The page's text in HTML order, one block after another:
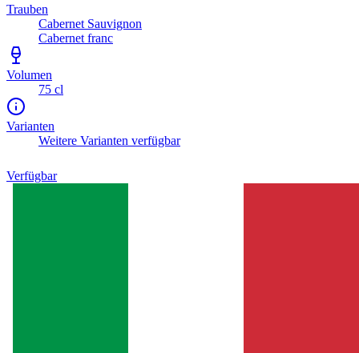
Trauben
Cabernet Sauvignon
Cabernet franc
Volumen
75 cl
Varianten
Weitere Varianten verfügbar
Verfügbar